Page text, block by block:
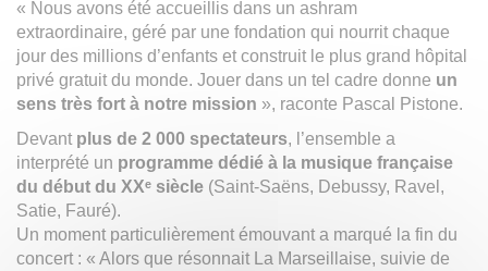
« Nous avons été accueillis dans un ashram
extraordinaire, géré par une fondation qui nourrit chaque
jour des millions d’enfants et construit le plus grand hôpital
privé gratuit du monde. Jouer dans un tel cadre donne un
sens très fort à notre mission », raconte Pascal Pistone.
Devant plus de 2 000 spectateurs, l’ensemble a
interprété un programme dédié à la musique française
du début du XXᵉ siècle (Saint-Saëns, Debussy, Ravel,
Satie, Fauré).
Un moment particulièrement émouvant a marqué la fin du
concert : « Alors que résonnait La Marseillaise, suivie de